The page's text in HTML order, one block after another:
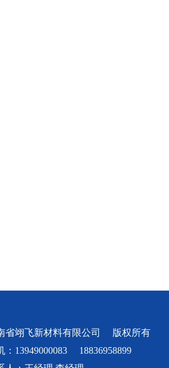
省翊飞新材料有限公司 版权所有
：13949000083 18836958899